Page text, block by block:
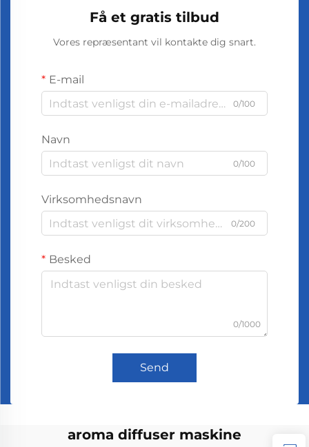
Få et gratis tilbud
Vores repræsentant vil kontakte dig snart.
E-mail
0/100
Navn
0/100
Virksomhedsnavn
0/200
Besked
0/1000
Send
aroma diffuser maskine